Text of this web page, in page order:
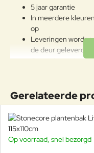
5 jaar garantie
In meerdere
op
Leveringen
de deur geleverd
Gemaakt van
Degelijk van
LET OP! DIT PRODUCT
WORDEN.
Gerelateerde
Op voorraad, snel bezorgd